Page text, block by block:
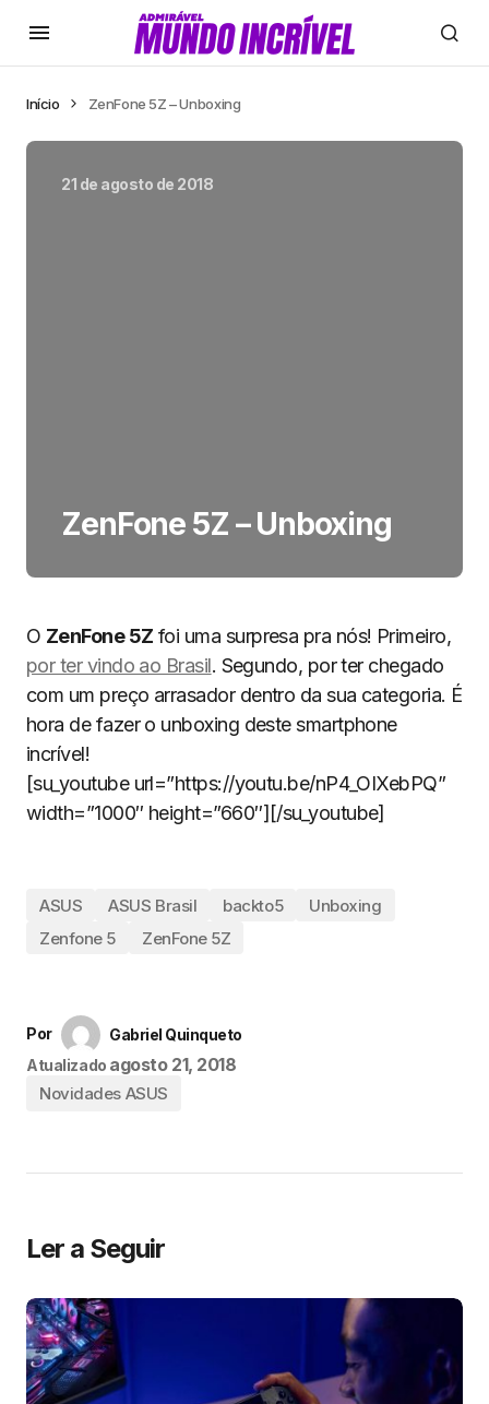
Início ZenFone 5Z – Unboxing
21 de agosto de 2018
ZenFone 5Z – Unboxing
O ZenFone 5Z foi uma surpresa pra nós! Primeiro,
por ter vindo ao Brasil. Segundo, por ter chegado
com um preço arrasador dentro da sua categoria. É
hora de fazer o unboxing deste smartphone
incrível!
[su_youtube url=”https://youtu.be/nP4_OIXebPQ”
width=”1000″ height=”660″][/su_youtube]
ASUS ASUS Brasil backto5
Unboxing
Zenfone 5
ZenFone 5Z
Por
Gabriel Quinqueto
Atualizado agosto 21, 2018
Novidades ASUS
Ler a Seguir